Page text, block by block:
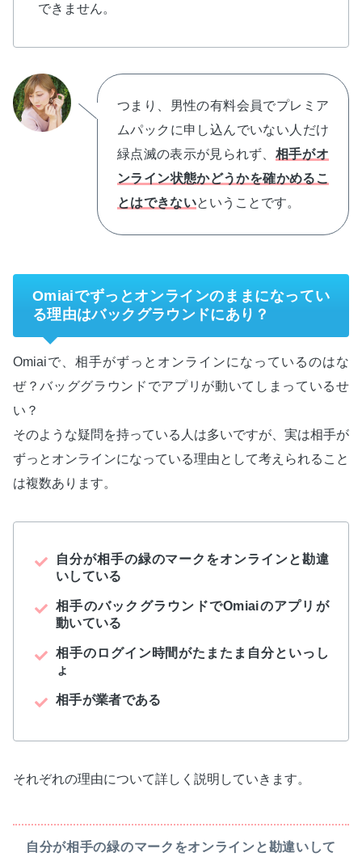
できません。
つまり、男性の有料会員でプレミア
ムパックに申し込んでいない人だけ
緑点滅の表示が見られず、 相手がオ
ンライン状態かどうかを確かめるこ
とはできないということです。
Omiaiでずっとオンラインのままになってい
る理由はバックグラウンドにあり？
Omiaiで、相手がずっとオンラインになっているのはな
ぜ？バッググラウンドでアプリが動いてしまっているせ
い？
そのような疑問を持っている人は多いですが、実は相手が
ずっとオンラインになっている理由として考えられること
は複数あります。
自分が相手の緑のマークをオンラインと勘違
いしている
相手のバックグラウンドでOmiaiのアプリが
動いている
相手のログイン時間がたまたま自分といっし
ょ
相手が業者である
それぞれの理由について詳しく説明していきます。
自分が相手の緑のマークをオンラインと勘違いして